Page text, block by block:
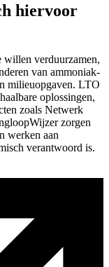
hiervoor
verduurzamen,
van ammoniak-
milieuopgaven. LTO
oplossingen,
zoals Netwerk
zorgen
werken aan
verantwoord is.